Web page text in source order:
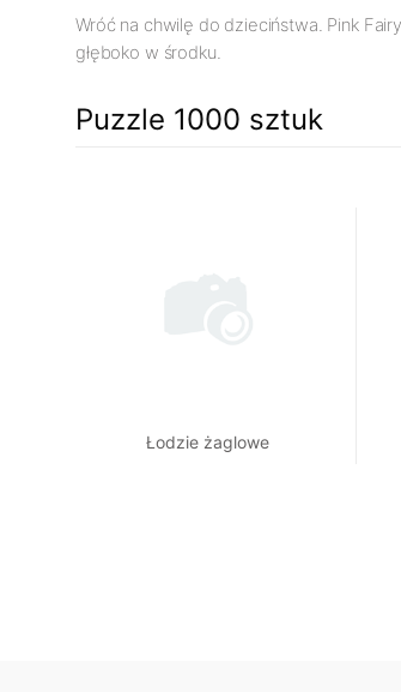
Wróć na chwilę do dzieciństwa. Pink
głęboko w środku.
Puzzle 1000 sztuk
Łodzie żaglowe